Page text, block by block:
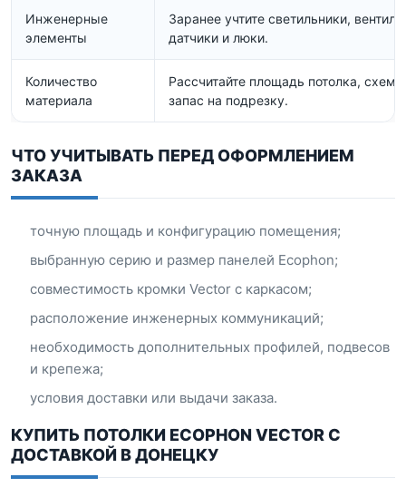
Инженерные
элементы
Заранее учтите светильники,
датчики и люки.
Количество
материала
Рассчитайте площадь потолка,
запас на подрезку.
ЧТО УЧИТЫВАТЬ ПЕРЕД ОФОРМЛЕНИЕМ
ЗАКАЗА
точную площадь и конфигурацию помещения;
выбранную серию и размер панелей Ecophon;
совместимость кромки Vector с каркасом;
расположение инженерных коммуникаций;
необходимость дополнительных профилей, подвесов
и крепежа;
условия доставки или выдачи заказа.
КУПИТЬ ПОТОЛКИ ECOPHON VECTOR С
ДОСТАВКОЙ В ДОНЕЦКУ